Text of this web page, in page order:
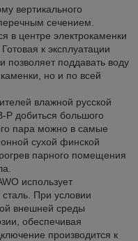
вертикального
сечением.
в центре электрокаменки
к эксплуатации
поддавать воду
но и по всей
влажной русской
P добиться большого
пара можно в самые
сухой финской
парного помещения
использует
При условии
внешней среды
обеспечивая
производится к